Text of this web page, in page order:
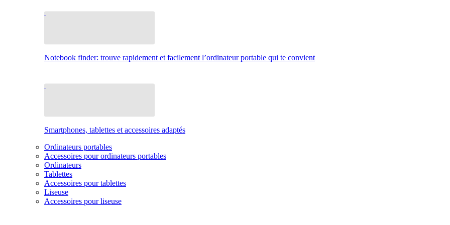
Notebook finder: trouve rapidement et facilement l’ordinateur portable qui te convient
Smartphones, tablettes et accessoires adaptés
Ordinateurs portables
Accessoires pour ordinateurs portables
Ordinateurs
Tablettes
Accessoires pour tablettes
Liseuse
Accessoires pour liseuse